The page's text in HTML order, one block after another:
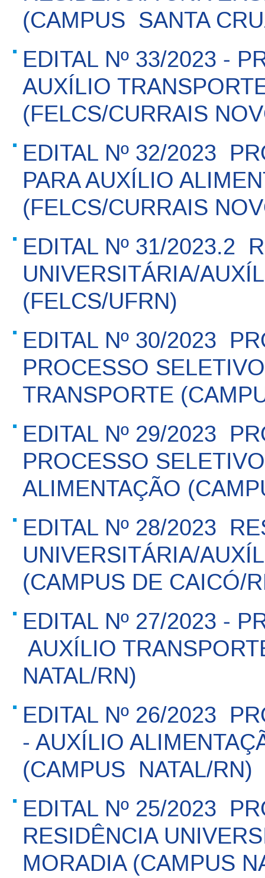
(CAMPUS  SANTA
EDITAL Nº 33/2023 -
AUXÍLIO
(FELCS/CURRAIS
EDITAL Nº 32/2023 
PARA AUXÍLIO
(FELCS/CURRAIS
EDITAL Nº 31/2023.2 
UNIVERSITÁRIA/
(FELCS/UFRN)
EDITAL Nº 30/2023 
PROCESSO
TRANSPORTE
EDITAL Nº 29/2023 
PROCESSO
ALIMENTAÇÃO
EDITAL Nº 28/2023 
UNIVERSITÁRIA/
(CAMPUS DE CAICÓ/
EDITAL Nº 27/2023 -
 AUXÍLIO
NATAL/RN)
EDITAL Nº 26/2023 
- AUXÍLIO
(CAMPUS  NATAL/RN)
EDITAL Nº 25/2023 
RESIDÊNCIA
MORADIA (CAMPUS